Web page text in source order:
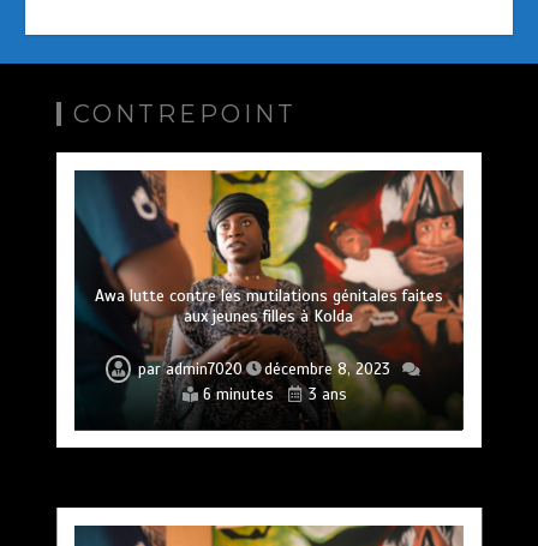
CONTREPOINT
Awa lutte contre les mutilations génitales faites
aux jeunes filles à Kolda
paradmin7020
décembre 8, 2023
6 minutes
3 ans